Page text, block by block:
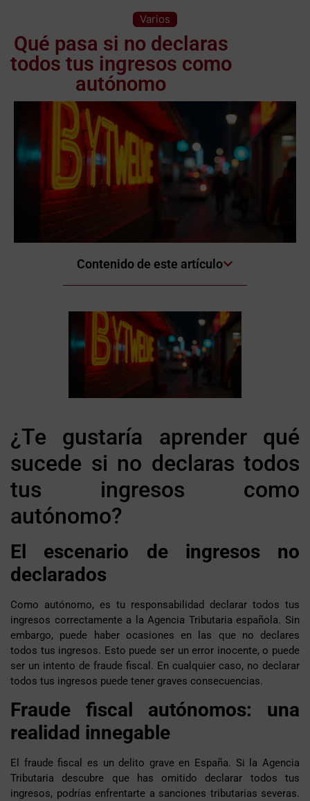
Varios
Qué pasa si no declaras
todos tus ingresos como
autónomo
Contenido de este artículo
¿Te gustaría aprender qué
sucede si no declaras todos
tus ingresos como
autónomo?
El escenario de ingresos no
declarados
Como autónomo, es tu responsabilidad declarar todos tus
ingresos correctamente a la Agencia Tributaria española. Sin
embargo, puede haber ocasiones en las que no declares
todos tus ingresos. Esto puede ser un error inocente, o puede
ser un intento de fraude fiscal. En cualquier caso, no declarar
todos tus ingresos puede tener graves consecuencias.
Fraude fiscal autónomos: una
realidad innegable
El fraude fiscal es un delito grave en España. Si la Agencia
Tributaria descubre que has omitido declarar todos tus
ingresos, podrías enfrentarte a sanciones tributarias severas.